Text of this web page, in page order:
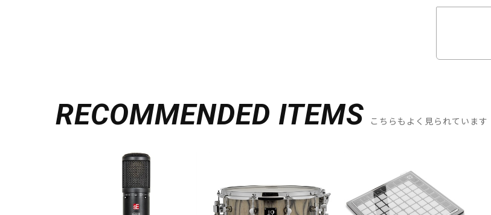
RECOMMENDED ITEMS こちらもよく見られています